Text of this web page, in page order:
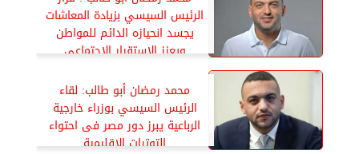
الرئيس السيسي بزيادة المعاشات
يجسد انحيازه الدائم للمواطن
ويعزز الاستقرار الإجتماعي
محمد رمضان أبو طالب: لقاء
الرئيس السيسي بوزراء خارجية
الرباعية يبرز دور مصر فى احتواء
التوترات الإقليمية